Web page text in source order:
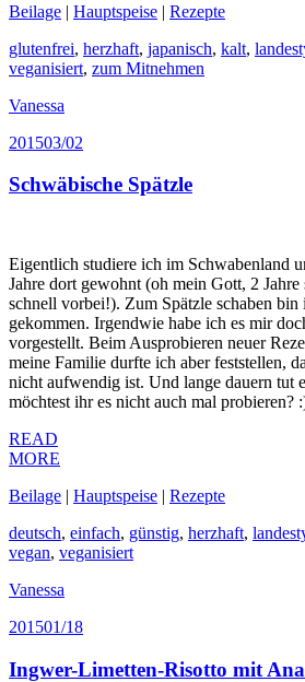
Beilage | Hauptspeise | Rezepte
glutenfrei, herzhaft, japanisch, kalt,
veganisiert, zum Mitnehmen
Vanessa
201503/02
Schwäbische Spätzle
Eigentlich studiere ich im Schwabenland
Jahre dort gewohnt (oh mein Gott, 2
schnell vorbei!). Zum Spätzle schaben bin
gekommen. Irgendwie habe ich es mir
vorgestellt. Beim Ausprobieren neuer
meine Familie durfte ich aber feststellen,
nicht aufwendig ist. Und lange dauern tut
möchtest ihr es nicht auch mal probieren?
READ
MORE
Beilage | Hauptspeise | Rezepte
deutsch, einfach, günstig, herzhaft,
vegan, veganisiert
Vanessa
201501/18
Ingwer-Limetten-Risotto mit